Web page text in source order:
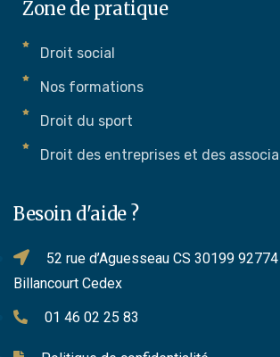
Zone de pratique
Droit social
Nos formations
Droit du sport
Droit des entreprises et des
Besoin d'aide ?
52 rue d’Aguesseau CS 30199
Billancourt Cedex
01 46 02 25 83